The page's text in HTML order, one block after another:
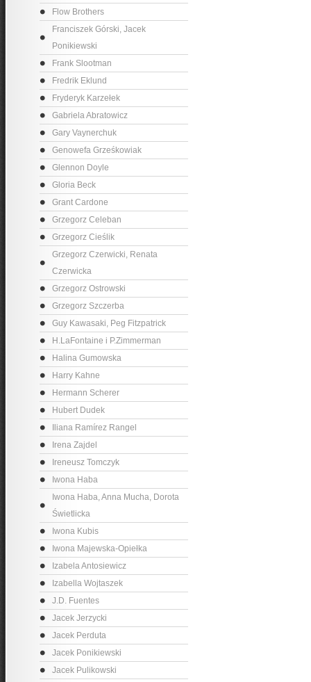
Flow Brothers
Franciszek Górski, Jacek
Ponikiewski
Frank Slootman
Fredrik Eklund
Fryderyk Karzełek
Gabriela Abratowicz
Gary Vaynerchuk
Genowefa Grześkowiak
Glennon Doyle
Gloria Beck
Grant Cardone
Grzegorz Celeban
Grzegorz Cieślik
Grzegorz Czerwicki, Renata
Czerwicka
Grzegorz Ostrowski
Grzegorz Szczerba
Guy Kawasaki, Peg Fitzpatrick
H.LaFontaine i P.Zimmerman
Halina Gumowska
Harry Kahne
Hermann Scherer
Hubert Dudek
Iliana Ramírez Rangel
Irena Zajdel
Ireneusz Tomczyk
Iwona Haba
Iwona Haba, Anna Mucha, Dorota
Świetlicka
Iwona Kubis
Iwona Majewska-Opiełka
Izabela Antosiewicz
Izabella Wojtaszek
J.D. Fuentes
Jacek Jerzycki
Jacek Perduta
Jacek Ponikiewski
Jacek Pulikowski